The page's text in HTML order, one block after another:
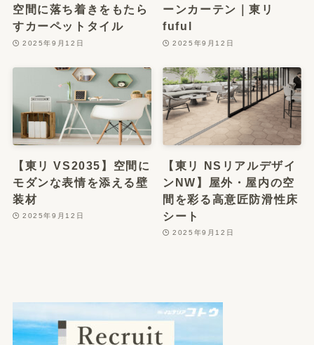
空間に落ち着きをもたら
すカーペットタイル
2025年9月12日
ーンカーテン｜東リ
fuful
2025年9月12日
【東リ VS2035】空間に
モダンな表情を添える壁
装材
2025年9月12日
【東リ NSリアルデザイ
ンNW】屋外・屋内の空
間を彩る高意匠防滑性床
シート
2025年9月12日